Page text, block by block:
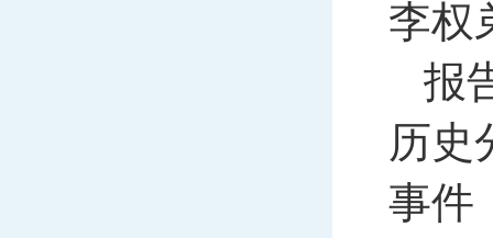
李权
报
历史
事件